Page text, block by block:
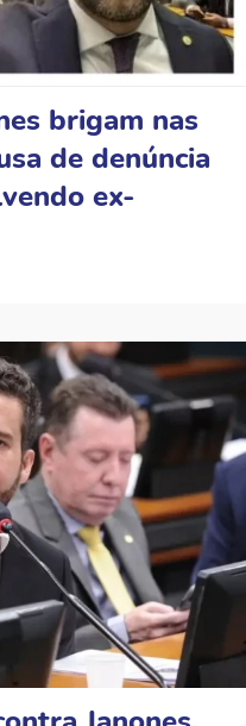
brigam nas
de denúncia
ex-